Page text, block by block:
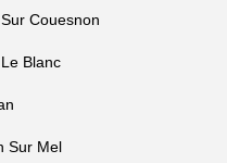
Couesnon
Blanc
Sur Mel